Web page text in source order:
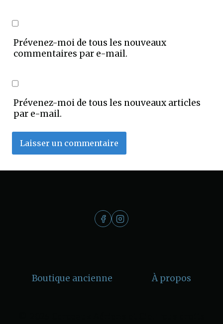
Prévenez-moi de tous les nouveaux
commentaires par e-mail.
Prévenez-moi de tous les nouveaux articles
par e-mail.
Boutique ancienne À propos